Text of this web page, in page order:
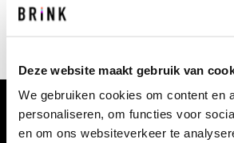
Deze website maakt gebruik van
We gebruiken cookies om content en
personaliseren, om functies voor
en om ons websiteverkeer te
Geen verrassingen achteraf, maar